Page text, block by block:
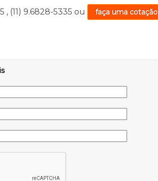
, (11) 9.6828-5335 ou faça uma cotação